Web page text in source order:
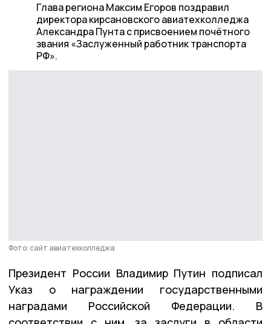
Глава региона Максим Егоров поздравил
директора кирсановского авиатехколледжа
Александра Пунта с присвоением почётного
звания «Заслуженный работник транспорта
РФ».
Фото: сайт авиатехколледжа
Президент России Владимир Путин подписал
Указ о награждении государственными
наградами Российской Федерации. В